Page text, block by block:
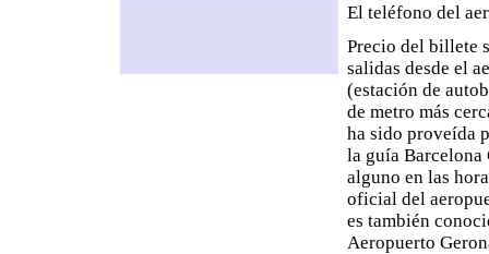
El teléfono del
Precio del billete
salidas desde el
(estación de
de metro más
ha sido proveída
la guía Barcelona
alguno en las
oficial del
es también
Aeropuerto